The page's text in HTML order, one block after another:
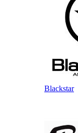
Blackstar